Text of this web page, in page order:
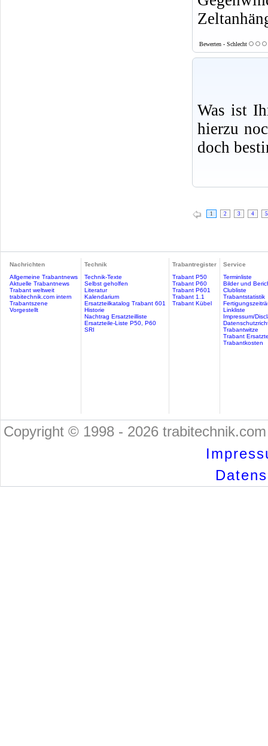
Bewerten - Schlecht
Was ist
hierzu
doch
1 2 3 4 5
Nachrichten
Allgemeine Trabantnews
Aktuelle Trabantnews
Trabant weltweit
trabitechnik.com intern
Trabantszene
Vorgestellt
Technik
Technik-Texte
Selbst geholfen
Literatur
Kalendarium
Ersatzteilkatalog Trabant 601
Historie
Nachtrag Ersatzteilliste
Ersatzteile-Liste P50, P60
SRI
Trabantregister
Trabant P50
Trabant P60
Trabant P601
Trabant 1.1
Trabant Kübel
Service
Terminliste
Bilder und
Clubliste
Trabantstatistik
Linkliste
Impressum/
Trabantwitze
Trabant
Trabantkosten
Copyright © 1998 - 2026